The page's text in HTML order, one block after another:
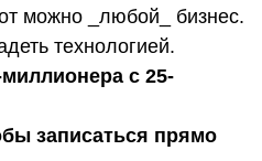
можно _любой_ бизнес.
технологией.
с 25-
записаться прямо